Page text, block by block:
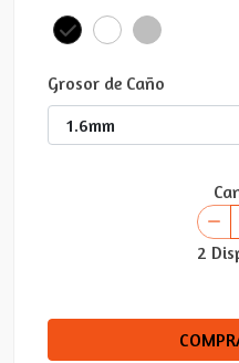
Grosor de Caño
2